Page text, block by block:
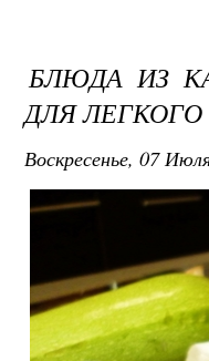
БЛЮДА ИЗ
ДЛЯ
Воскресенье, 07